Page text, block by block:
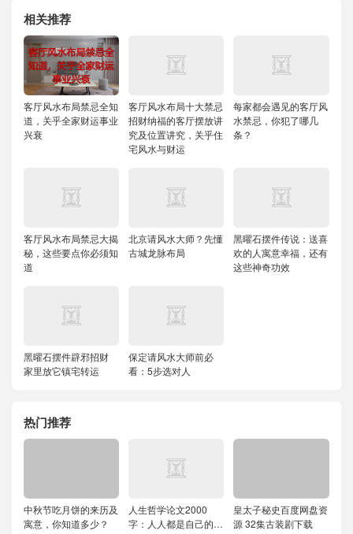
相关推荐
客厅风水布局禁忌全知
道，关乎全家财运事业
兴衰
客厅风水布局十大禁忌
招财纳福的客厅摆放讲
究及位置讲究，关乎住
宅风水与财运
每家都会遇见的客厅风
水禁忌，你犯了哪几
条？
客厅风水布局禁忌大揭
秘，这些要点你必须知
道
北京请风水大师？先懂
古城龙脉布局
黑曜石摆件传说：送喜
欢的人寓意幸福，还有
这些神奇功效
黑曜石摆件辟邪招财
家里放它镇宅转运
保定请风水大师前必
看：5步选对人
热门推荐
中秋节吃月饼的来历及
寓意，你知道多少？
人生哲学论文2000
字：人人都是自己的哲
皇太子秘史百度网盘资
源 32集古装剧下载